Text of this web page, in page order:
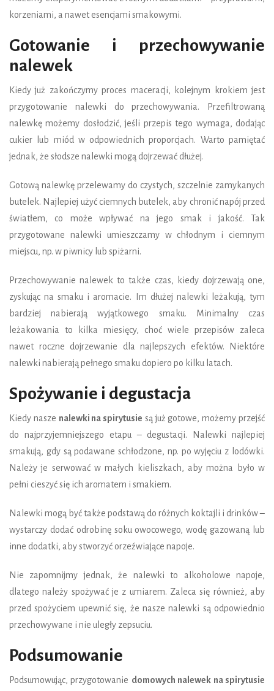
korzeniami, a nawet esencjami smakowymi.
Gotowanie i przechowywanie
nalewek
Kiedy już zakończymy proces maceracji, kolejnym krokiem jest
przygotowanie nalewki do przechowywania. Przefiltrowaną
nalewkę możemy dosłodzić, jeśli przepis tego wymaga, dodając
cukier lub miód w odpowiednich proporcjach. Warto pamiętać
jednak, że słodsze nalewki mogą dojrzewać dłużej.
Gotową nalewkę przelewamy do czystych, szczelnie zamykanych
butelek. Najlepiej użyć ciemnych butelek, aby chronić napój przed
światłem, co może wpływać na jego smak i jakość. Tak
przygotowane nalewki umieszczamy w chłodnym i ciemnym
miejscu, np. w piwnicy lub spiżarni.
Przechowywanie nalewek to także czas, kiedy dojrzewają one,
zyskując na smaku i aromacie. Im dłużej nalewki leżakują, tym
bardziej nabierają wyjątkowego smaku. Minimalny czas
leżakowania to kilka miesięcy, choć wiele przepisów zaleca
nawet roczne dojrzewanie dla najlepszych efektów. Niektóre
nalewki nabierają pełnego smaku dopiero po kilku latach.
Spożywanie i degustacja
Kiedy nasze nalewki na spirytusie są już gotowe, możemy przejść
do najprzyjemniejszego etapu – degustacji. Nalewki najlepiej
smakują, gdy są podawane schłodzone, np. po wyjęciu z lodówki.
Należy je serwować w małych kieliszkach, aby można było w
pełni cieszyć się ich aromatem i smakiem.
Nalewki mogą być także podstawą do różnych koktajli i drinków –
wystarczy dodać odrobinę soku owocowego, wodę gazowaną lub
inne dodatki, aby stworzyć orzeźwiające napoje.
Nie zapomnijmy jednak, że nalewki to alkoholowe napoje,
dlatego należy spożywać je z umiarem. Zaleca się również, aby
przed spożyciem upewnić się, że nasze nalewki są odpowiednio
przechowywane i nie uległy zepsuciu.
Podsumowanie
Podsumowując, przygotowanie domowych nalewek na spirytusie